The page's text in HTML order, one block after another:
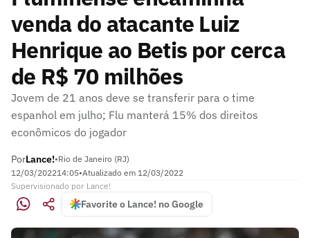
venda do atacante Luiz
Henrique ao Betis por cerca
de R$ 70 milhões
Jovem de 21 anos deve se transferir para o time
espanhol em julho; Flu manterá 15% dos direitos
econômicos do jogador
PorLance!•Rio de Janeiro (RJ)
12/03/202214:05•Atualizado em 12/03/2022
Supervisionado por Lance!
Favorite o Lance! no Google